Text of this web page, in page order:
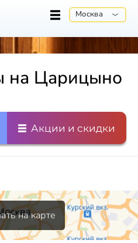
Москва
на Царицыно
Акции и скидки
на карте